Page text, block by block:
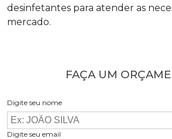
desinfetantes para atender as
mercado.
FAÇA UM
Digite seu nome
Digite seu email